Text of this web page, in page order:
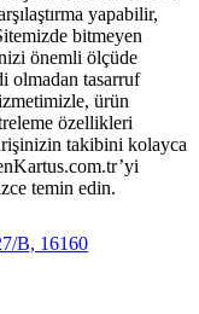
yapabilir,
bitmeyen
önemli ölçüde
olmadan tasarruf
ürün
özellikleri
takibini kolayca
temin edin.
B, 16160